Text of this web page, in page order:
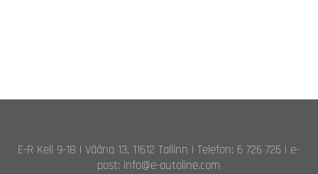
E-R Kell 9-18 | Vääna 13, 11612 Tallinn | Telefon: 6 726 726 | e-
post: info@e-autoline.com